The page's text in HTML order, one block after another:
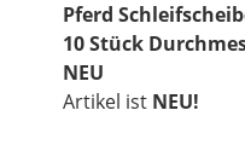
Pferd
10 Stück
NEU
Artikel ist NEU!